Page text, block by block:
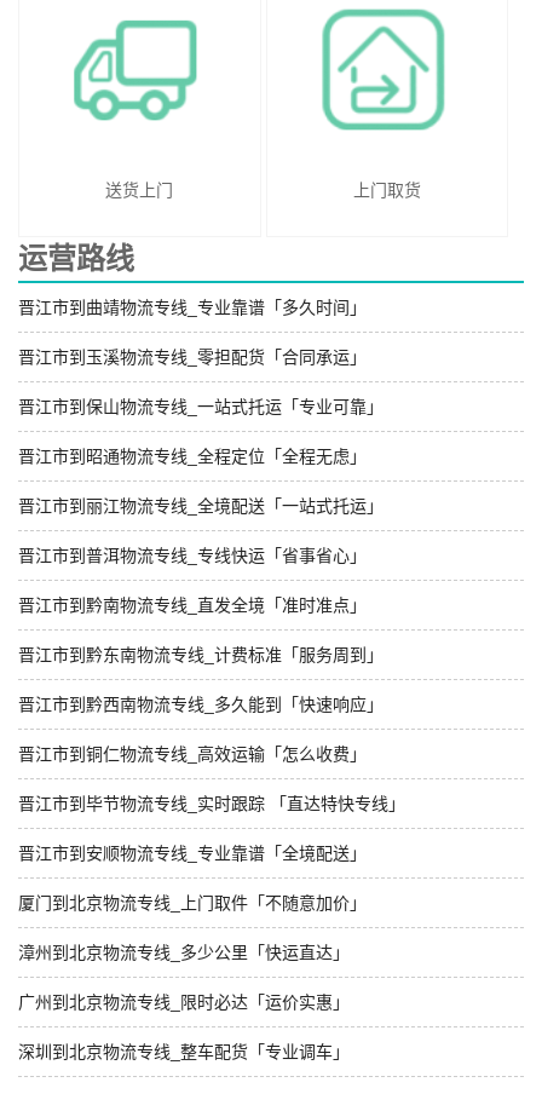
送货上门 上门取货
运营路线
晋江市到曲靖物流专线_专业靠谱「多久时间」
晋江市到玉溪物流专线_零担配货「合同承运」
晋江市到保山物流专线_一站式托运「专业可靠」
晋江市到昭通物流专线_全程定位「全程无虑」
晋江市到丽江物流专线_全境配送「一站式托运」
晋江市到普洱物流专线_专线快运「省事省心」
晋江市到黔南物流专线_直发全境「准时准点」
晋江市到黔东南物流专线_计费标准「服务周到」
晋江市到黔西南物流专线_多久能到「快速响应」
晋江市到铜仁物流专线_高效运输「怎么收费」
晋江市到毕节物流专线_实时跟踪 「直达特快专线」
晋江市到安顺物流专线_专业靠谱「全境配送」
厦门到北京物流专线_上门取件「不随意加价」
漳州到北京物流专线_多少公里「快运直达」
广州到北京物流专线_限时必达「运价实惠」
深圳到北京物流专线_整车配货「专业调车」